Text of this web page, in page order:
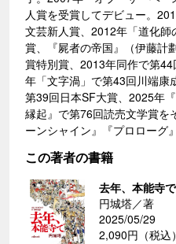
人賞を受賞してデビュー。
文芸新人賞、2012年「道化
賞、『屍者の帝国』（伊藤計
賞特別賞、2013年同作で第
年「文字渦」で第43回川端康
第39回日本SF大賞、2025年
縁起』で第76回読売文学賞を
ーンシャイン』『プロローグ
この著者の書籍
去年、本能寺で
円城塔／著
2025/05/29
2,090円（税込）